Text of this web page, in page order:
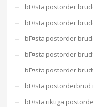
bГ¤sta postorder
bГ¤sta postorder
bГ¤sta postorder
bГ¤sta postorder
bГ¤sta postorder
bГ¤sta postorderbrud
bГ¤sta riktiga